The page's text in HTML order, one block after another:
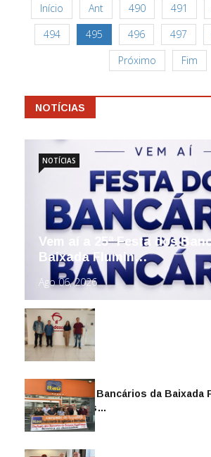
Início Ant 490 491
494
495 496 497
Próximo
Fim
NOTÍCIAS
Vem aí a 25ª Festa dos
Baixada Flumin…
Ago 06, 2026
NOTÍCIAS
Sindicato dos Bancários da Baixada
reintegra mais…
Jul 14, 2026